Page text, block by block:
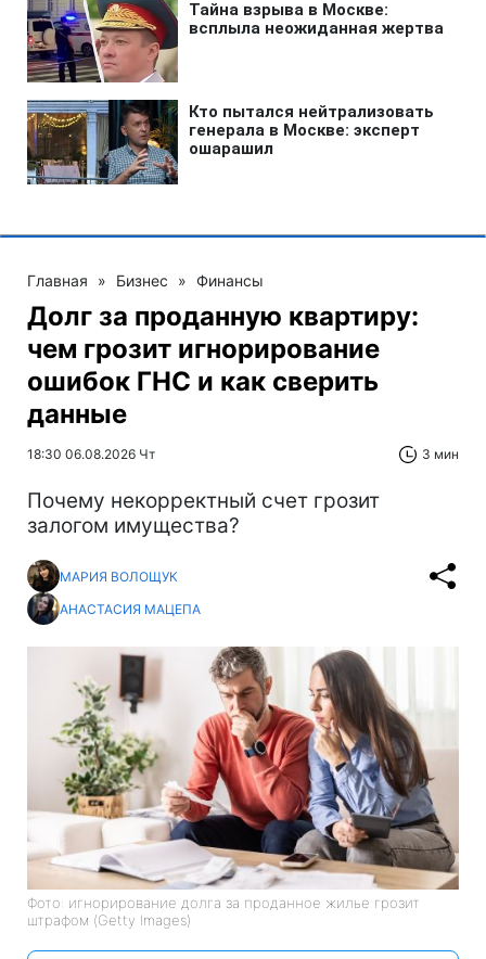
Главная » Бизнес » Финансы
Долг за проданную квартиру:
чем грозит игнорирование
ошибок ГНС и как сверить
данные
18:30 06.08.2026 Чт 3 мин
Почему некорректный счет грозит
залогом имущества?
МАРИЯ ВОЛОЩУК
АНАСТАСИЯ МАЦЕПА
Фото: игнорирование долга за проданное жилье грозит
штрафом (Getty Images)